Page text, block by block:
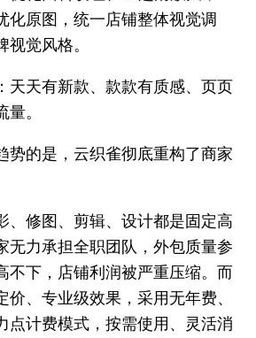
化原图，统一店铺整体视觉调
觉风格。
天天有新款、款款有质感、页页
。
势的是，云织雀彻底重构了商家
、修图、剪辑、设计都是固定高
无力承担全职团队，外包质量参
不下，店铺利润被严重压缩。而
价、专业级效果，采用无年费、
点计费模式，按需使用、灵活消